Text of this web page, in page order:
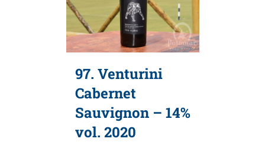
97. Venturini
Cabernet
Sauvignon – 14%
vol. 2020